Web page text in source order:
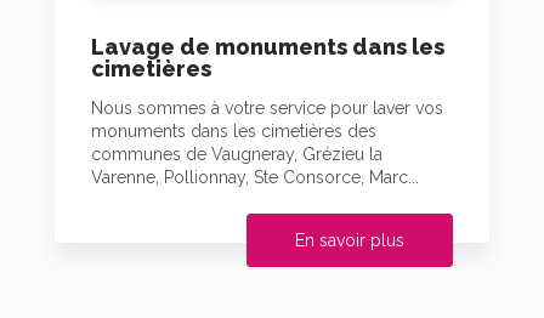
Lavage de monuments dans les
cimetières
Nous sommes à votre service pour laver vos
monuments dans les cimetières des
communes de Vaugneray, Grézieu la
Varenne, Pollionnay, Ste Consorce, Marc...
En savoir plus